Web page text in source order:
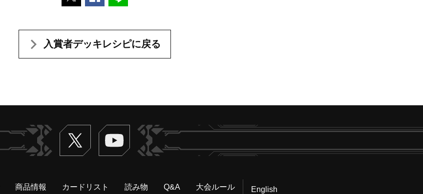
入賞者デッキレシピに戻る
Twitter ヴァンガードch
商品情報 カードリスト 読み物 Q&A
大会ルール
English